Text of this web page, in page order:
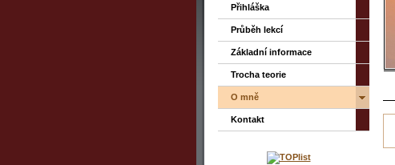
Přihláška
Průběh lekcí
Základní informace
Trocha teorie
O mně
Kontakt